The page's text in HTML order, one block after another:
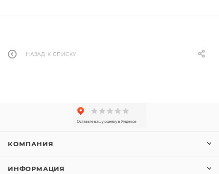
НАЗАД К СПИСКУ
КОМПАНИЯ
ИНФОРМАЦИЯ